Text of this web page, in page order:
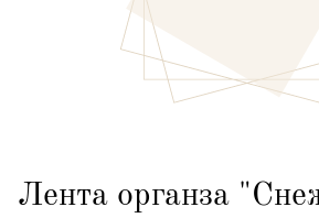
Лента органза